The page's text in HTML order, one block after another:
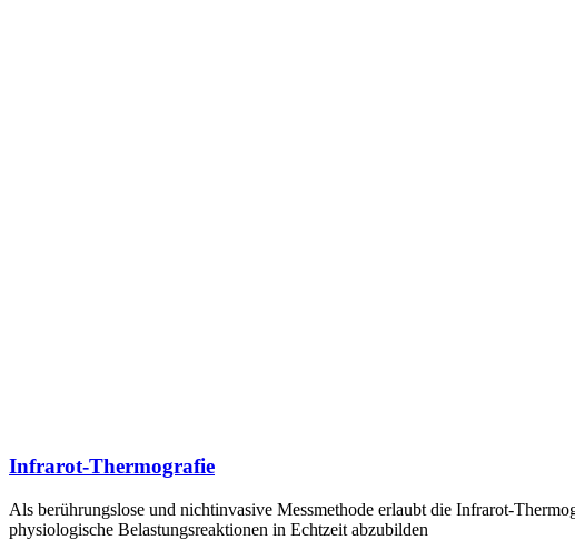
Infrarot-Thermografie
Als berührungslose und nichtinvasive Messmethode erlaubt die Infrarot-
physiologische Belastungsreaktionen in Echtzeit abzubilden